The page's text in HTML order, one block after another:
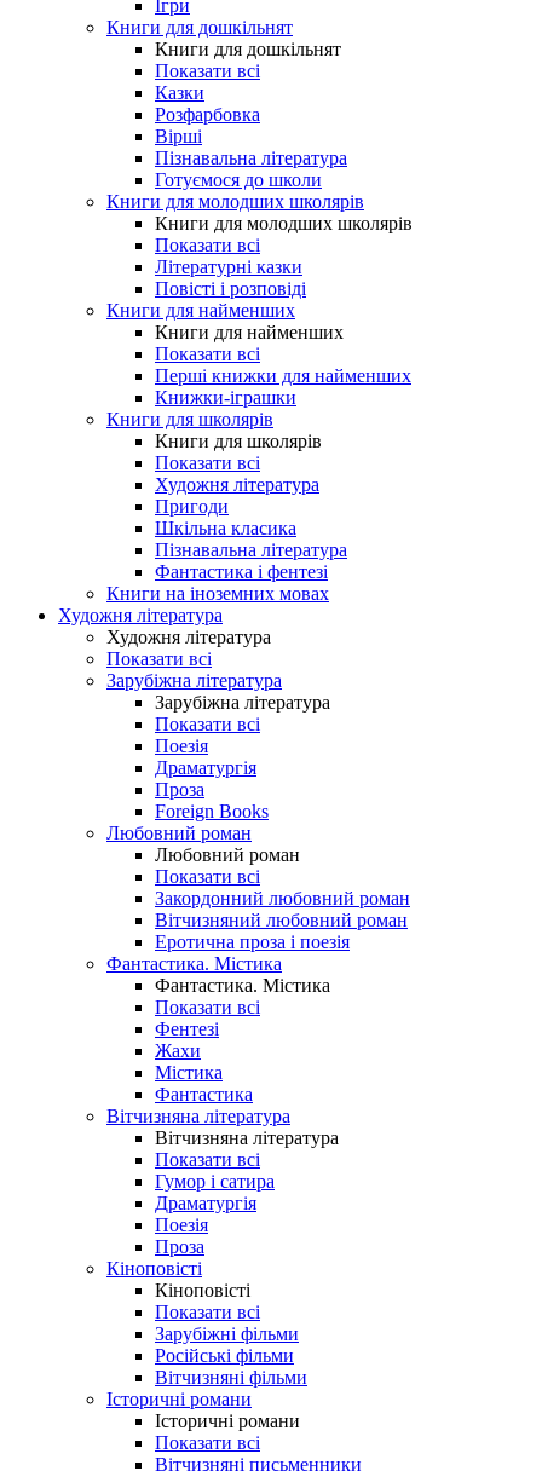
Ігри
Книги для дошкільнят
Книги для дошкільнят
Показати всі
Казки
Розфарбовка
Вірші
Пізнавальна література
Готуємося до школи
Книги для молодших школярів
Книги для молодших школярів
Показати всі
Літературні казки
Повісті і розповіді
Книги для найменших
Книги для найменших
Показати всі
Перші книжки для найменших
Книжки-іграшки
Книги для школярів
Книги для школярів
Показати всі
Художня література
Пригоди
Шкільна класика
Пізнавальна література
Фантастика і фентезі
Книги на іноземних мовах
Художня література
Художня література
Показати всі
Зарубіжна література
Зарубіжна література
Показати всі
Поезія
Драматургія
Проза
Foreign Books
Любовний роман
Любовний роман
Показати всі
Закордонний любовний роман
Вітчизняний любовний роман
Еротична проза і поезія
Фантастика. Містика
Фантастика. Містика
Показати всі
Фентезі
Жахи
Містика
Фантастика
Вітчизняна література
Вітчизняна література
Показати всі
Гумор і сатира
Драматургія
Поезія
Проза
Кіноповісті
Кіноповісті
Показати всі
Зарубіжні фільми
Російські фільми
Вітчизняні фільми
Історичні романи
Історичні романи
Показати всі
Вітчизняні письменники